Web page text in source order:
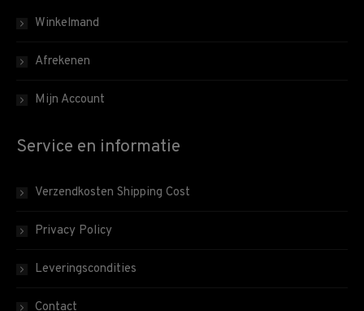
Winkelmand
Afrekenen
Mijn Account
Service en informatie
Verzendkosten Shipping Cost
Privacy Policy
Leveringscondities
Contact